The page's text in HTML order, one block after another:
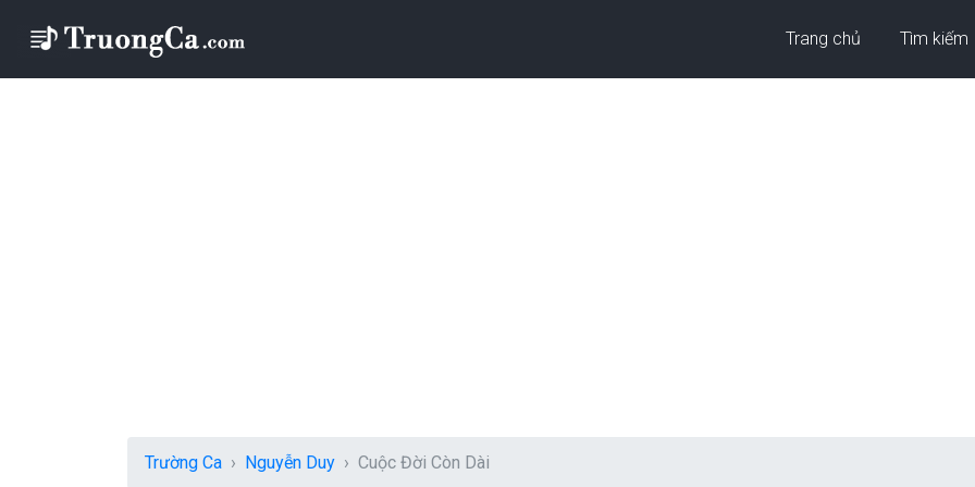
Trang chủ Tìm kiếm
Trường Ca Nguyễn Duy Cuộc Đời Còn Dài